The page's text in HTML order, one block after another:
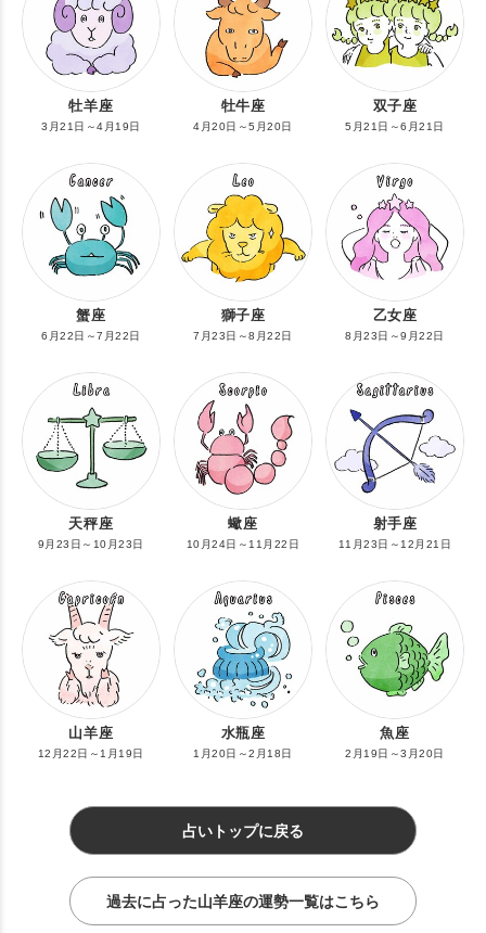
牡羊座
3月21日～4月19日
牡牛座
4月20日～5月20日
双子座
5月21日～6月21日
蟹座
6月22日～7月22日
獅子座
7月23日～8月22日
乙女座
8月23日～9月22日
天秤座
9月23日～10月23日
蠍座
10月24日～11月22日
射手座
11月23日～12月21日
山羊座
12月22日～1月19日
水瓶座
1月20日～2月18日
魚座
2月19日～3月20日
占いトップに戻る
過去に占った山羊座の運勢一覧はこちら